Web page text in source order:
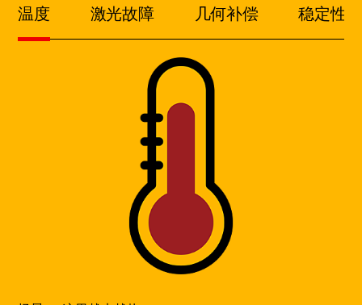
温度 激光故障 几何补偿 稳定性